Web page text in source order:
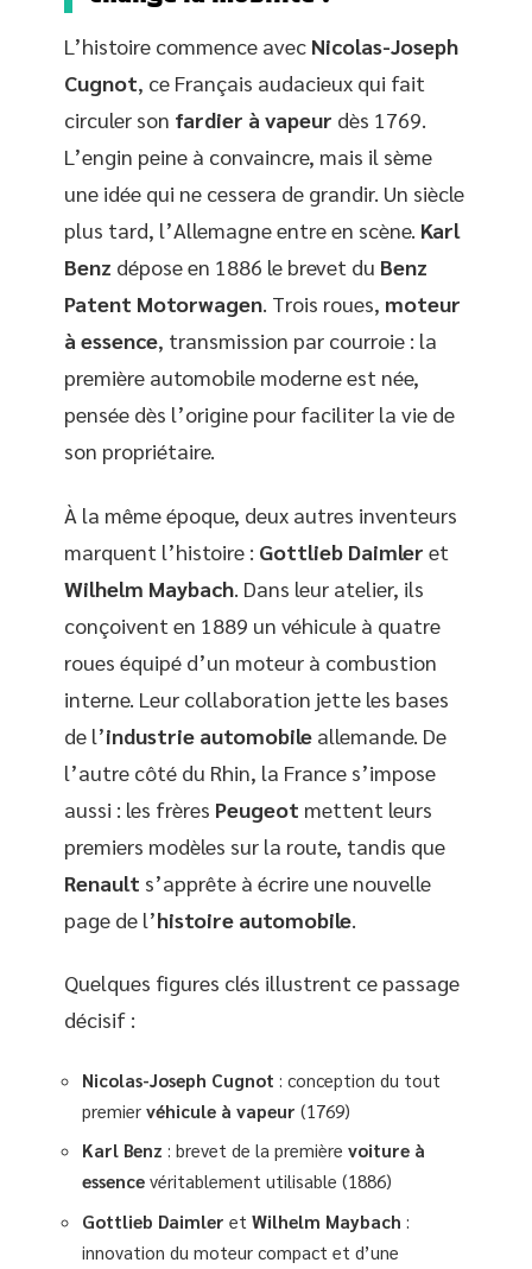
L’histoire commence avec Nicolas-Joseph
Cugnot, ce Français audacieux qui fait
circuler son fardier à vapeur dès 1769.
L’engin peine à convaincre, mais il sème
une idée qui ne cessera de grandir. Un siècle
plus tard, l’Allemagne entre en scène. Karl
Benz dépose en 1886 le brevet du Benz
Patent Motorwagen. Trois roues, moteur
à essence, transmission par courroie : la
première automobile moderne est née,
pensée dès l’origine pour faciliter la vie de
son propriétaire.
À la même époque, deux autres inventeurs
marquent l’histoire : Gottlieb Daimler et
Wilhelm Maybach . Dans leur atelier, ils
conçoivent en 1889 un véhicule à quatre
roues équipé d’un moteur à combustion
interne. Leur collaboration jette les bases
de l’industrie automobile allemande. De
l’autre côté du Rhin, la France s’impose
aussi : les frères Peugeot mettent leurs
premiers modèles sur la route, tandis que
Renault s’apprête à écrire une nouvelle
page de l’histoire automobile
Quelques figures clés illustrent ce passage
décisif :
Nicolas-Joseph Cugnot : conception du tout
premier véhicule à vapeur (1769)
Karl Benz : brevet de la première voiture à
essence véritablement utilisable (1886)
Gottlieb Daimler et Wilhelm Maybach :
innovation du moteur compact et d’une